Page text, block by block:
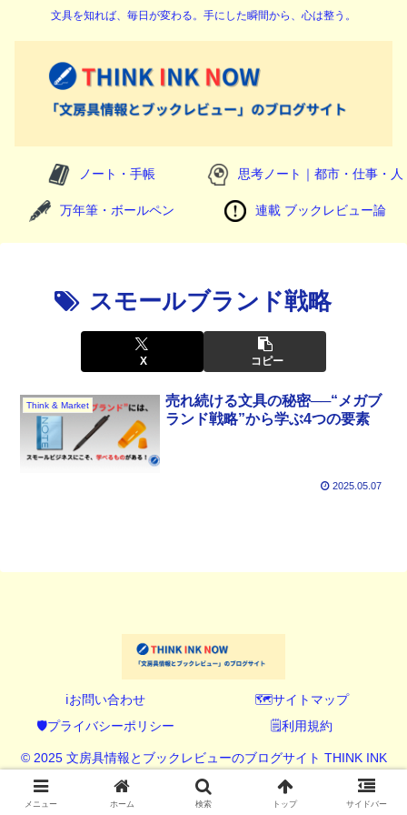
文具を知れば、毎日が変わる。手にした瞬間から、心は整う。
ノート・手帳 思考ノート｜都市・仕事・人
万年筆・ボールペン 連載 ブックレビュー論
スモールブランド戦略
X コピー
Think & Market
売れ続ける文具の秘密──“メガブ
ランド戦略”から学ぶ4つの要素
2025.05.07
ℹ️お問い合わせ
🗺️サイトマップ
🛡️プライバシーポリシー
🗒️利用規約
© 2025 文房具情報とブックレビューのブログサイト THINK INK
NOW (シンク インク ナウ).
メニュー ホーム 検索 トップ サイドバー